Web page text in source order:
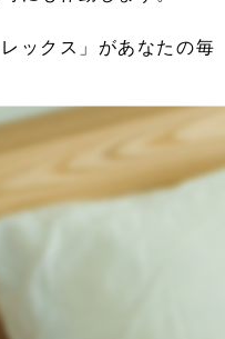
ックス」があなたの毎